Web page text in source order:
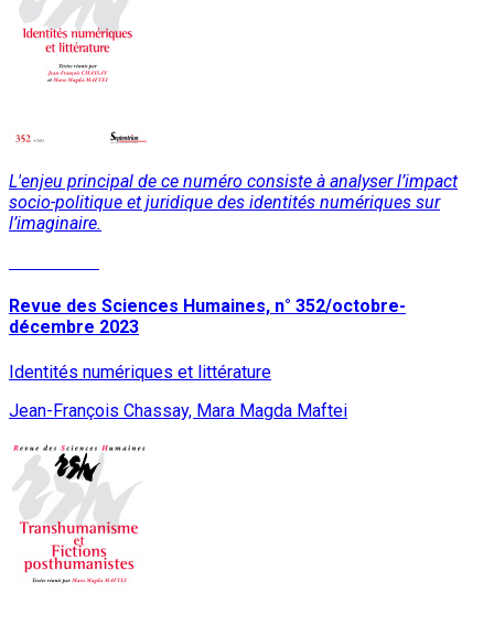
L'enjeu principal de ce numéro consiste à analyser l’impact
socio-politique et juridique des identités numériques sur
l’imaginaire.
Revue des Sciences Humaines, n° 352/octobre-
décembre 2023
Identités numériques et littérature
Jean-François Chassay, Mara Magda Maftei